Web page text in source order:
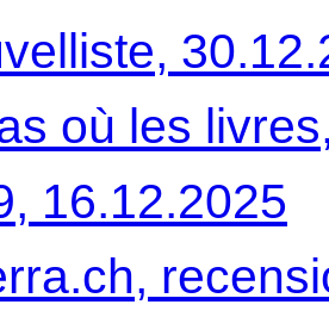
où les
16.12.2025